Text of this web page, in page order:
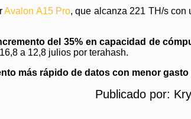
Avalon A15 Pro, que alcanza 221 TH/s con
del 35% en capacidad de
a 12,8 julios por terahash.
más rápido de datos con menor
Publicado por: